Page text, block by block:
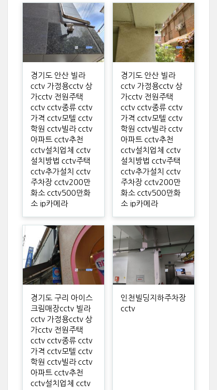
경기도 안산 빌라
cctv 가정용cctv 상
가cctv 전원주택
cctv cctv종류 cctv
가격 cctv모텔 cctv
학원 cctv빌라 cctv
아파트 cctv추천
cctv설치업체 cctv
설치방법 cctv주택
cctv추가설치 cctv
주차장 cctv200만
화소 cctv500만화
소 ip카메라
경기도 안산 빌라
cctv 가정용cctv 상
가cctv 전원주택
cctv cctv종류 cctv
가격 cctv모텔 cctv
학원 cctv빌라 cctv
아파트 cctv추천
cctv설치업체 cctv
설치방법 cctv주택
cctv추가설치 cctv
주차장 cctv200만
화소 cctv500만화
소 ip카메라
경기도 구리 아이스
크림매장cctv 빌라
cctv 가정용cctv 상
가cctv 전원주택
cctv cctv종류 cctv
가격 cctv모텔 cctv
학원 cctv빌라 cctv
아파트 cctv추천
cctv설치업체 cctv
인천빌딩지하주차장
cctv